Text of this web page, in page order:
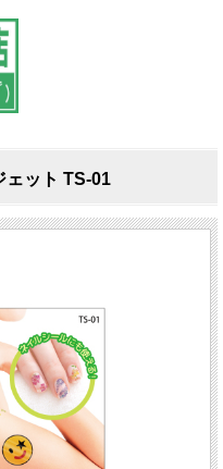
ェット TS-01